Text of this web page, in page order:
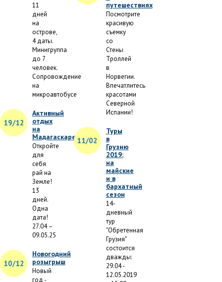
11
дней
на
острове,
4 даты.
Минигруппа
до 7
человек.
Сопровождение
на
микроавтобусе
19/12
Активный
отдых
на
Мадагаскаре
Откройте
для
себя
рай на
Земле!
13
дней.
Одна
дата!
27.04 –
09.05.25
10/12
Новогодний
розыгрыш
Новый
год -
путешествиях
Посмотрите
красивую
съемку
со
Стены
Троллей
в
Норвегии.
Впечатлитесь
красотами
Северной
Испании!
11/02
Туры
в
Грузию
2019:
на
майские
и в
бархатный
сезон
14-
дневный
тур
"Обретенная
Грузия"
состоится
дважды:
29.04 -
12.05.2019